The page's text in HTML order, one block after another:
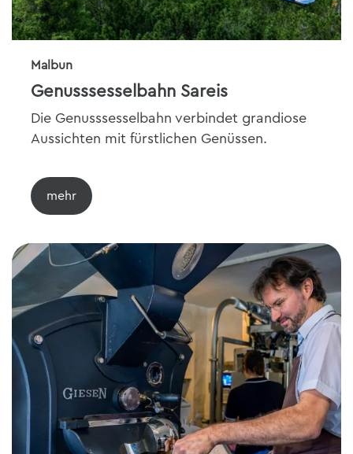
Malbun
Genusssesselbahn Sareis
Die Genusssesselbahn verbindet grandiose
Aussichten mit fürstlichen Genüssen.